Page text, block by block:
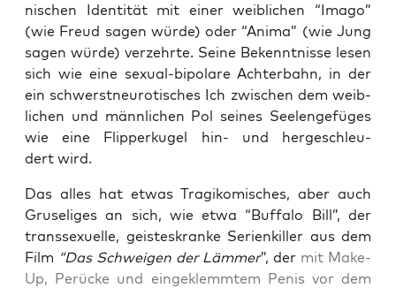
ni­schen Iden­ti­tät mit einer weib­li­chen “Ima­go”
(wie Freud sagen wür­de) oder “Ani­ma” (wie Jung
sagen wür­de) ver­zehr­te. Sei­ne Bekennt­nis­se lesen
sich wie eine sexu­al-bipo­la­re Ach­ter­bahn, in der
ein schwerst­neu­ro­ti­sches Ich zwi­schen dem weib­
li­chen und männ­li­chen Pol sei­nes See­len­ge­fü­ges
wie eine Flip­per­ku­gel hin- und her­ge­schleu­
dert wird.
Das alles hat etwas Tra­gi­ko­mi­sches, aber auch
Gru­se­li­ges an sich, wie etwa “Buf­fa­lo Bill”, der
trans­se­xu­el­le, geis­tes­kran­ke Seri­en­kil­ler aus dem
Film “Das Schwei­gen der Läm­mer”, der mit Make-
Up, Perü­cke und ein­ge­klemm­tem Penis vor dem